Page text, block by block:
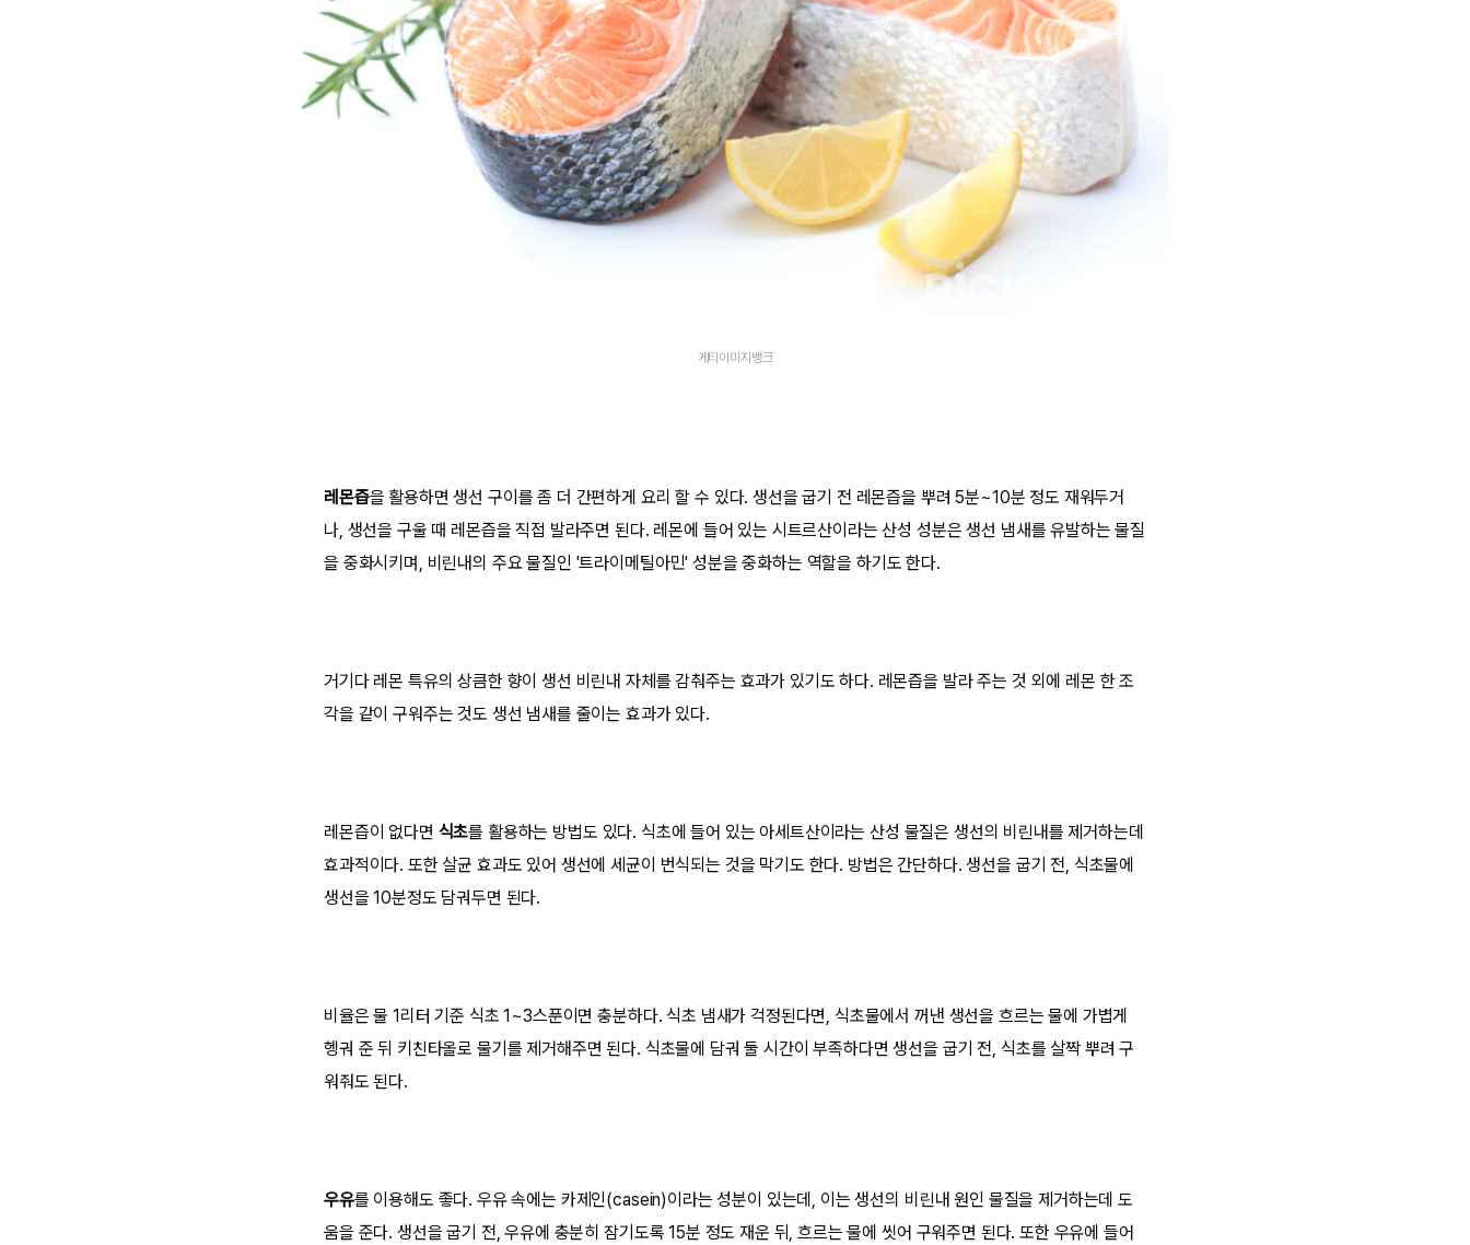
게티이미지뱅크
레몬즙을 활용하면 생선 구이를 좀 더 간편하게 요리 할 수 있다. 생선을 굽기 전 레몬즙을 뿌려 5분~10분 정도 재워두거
나, 생선을 구울 때 레몬즙을 직접 발라주면 된다. 레몬에 들어 있는 시트르산이라는 산성 성분은 생선 냄새를 유발하는 물질
을 중화시키며, 비린내의 주요 물질인 '트라이메틸아민' 성분을 중화하는 역할을 하기도 한다.
거기다 레몬 특유의 상큼한 향이 생선 비린내 자체를 감춰주는 효과가 있기도 하다. 레몬즙을 발라 주는 것 외에 레몬 한 조
각을 같이 구워주는 것도 생선 냄새를 줄이는 효과가 있다.
레몬즙이 없다면 식초를 활용하는 방법도 있다. 식초에 들어 있는 아세트산이라는 산성 물질은 생선의 비린내를 제거하는데
효과적이다. 또한 살균 효과도 있어 생선에 세균이 번식되는 것을 막기도 한다. 방법은 간단하다. 생선을 굽기 전, 식초물에
생선을 10분정도 담궈두면 된다.
비율은 물 1리터 기준 식초 1~3스푼이면 충분하다. 식초 냄새가 걱정된다면, 식초물에서 꺼낸 생선을 흐르는 물에 가볍게
헹궈 준 뒤 키친타올로 물기를 제거해주면 된다. 식초물에 담궈 둘 시간이 부족하다면 생선을 굽기 전, 식초를 살짝 뿌려 구
워줘도 된다.
우유를 이용해도 좋다. 우유 속에는 카제인(casein)이라는 성분이 있는데, 이는 생선의 비린내 원인 물질을 제거하는데 도
움을 준다. 생선을 굽기 전, 우유에 충분히 잠기도록 15분 정도 재운 뒤, 흐르는 물에 씻어 구워주면 된다. 또한 우유에 들어